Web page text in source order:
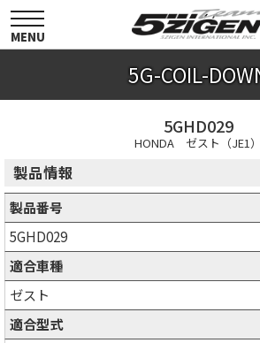
toggle
navigation
MENU
5G-COIL-
5GHD029
HONDA ゼスト（JE1）
製品情報
製品番号
5GHD029
適合車種
ゼスト
適合型式